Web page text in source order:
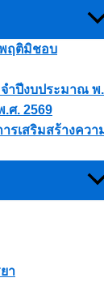
พฤติมิชอบ
ำปีงบประมาณ พ
ศ. 2569
เสริมสร้างค
า